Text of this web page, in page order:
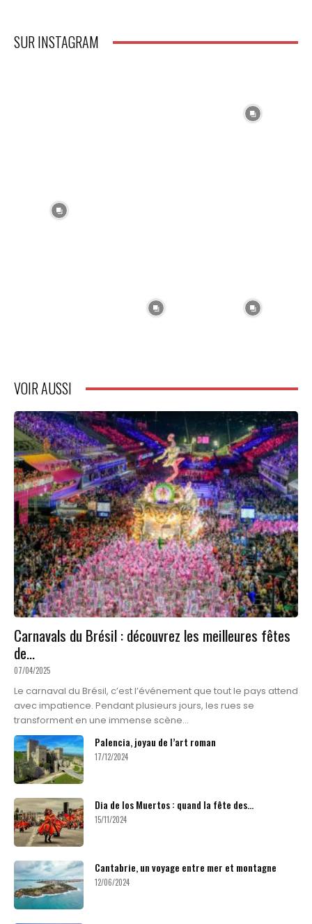
SUR INSTAGRAM
VOIR AUSSI
Carnavals du Brésil : découvrez les meilleures fêtes
de...
07/04/2025
Le carnaval du Brésil, c’est l’événement que tout le pays attend
avec impatience. Pendant plusieurs jours, les rues se
transforment en une immense scène...
Palencia, joyau de l’art roman
17/12/2024
Dia de los Muertos : quand la fête des...
15/11/2024
Cantabrie, un voyage entre mer et montagne
12/06/2024